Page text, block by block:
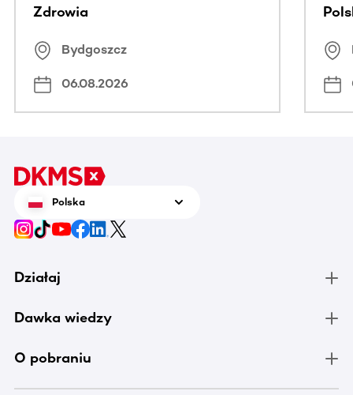
Zdrowia
Bydgoszcz
06.08.2026
Polska
Działaj
Dawka wiedzy
O pobraniu